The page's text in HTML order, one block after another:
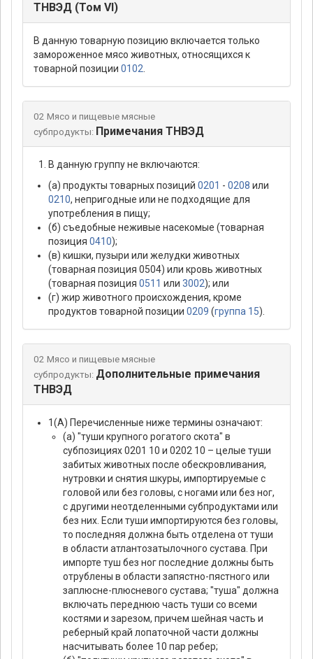
ТНВЭД (Том VI)
В данную товарную позицию включается только
замороженное мясо животных, относящихся к
товарной позиции 0102
02 Мясо и пищевые мясные
субпродукты: Примечания ТНВЭД
В данную группу не включаются:
(а) продукты товарных позиций 0201 - 0208 или
0210, непригодные или не подходящие для
употребления в пищу;
(б) съедобные неживые насекомые (товарная
позиция 0410);
(в) кишки, пузыри или желудки животных
(товарная позиция 0504) или кровь животных
(товарная позиция 0511 или 3002); или
(г) жир животного происхождения, кроме
продуктов товарной позиции 0209 (группа 15).
02 Мясо и пищевые мясные
субпродукты: Дополнительные примечания
ТНВЭД
1(А) Перечисленные ниже термины означают:
(а) "туши крупного рогатого скота" в
субпозициях 0201 10 и 0202 10 – целые туши
забитых животных после обескровливания,
нутровки и снятия шкуры, импортируемые с
головой или без головы, с ногами или без ног,
с другими неотделенными субпродуктами или
без них. Если туши импортируются без головы,
то последняя должна быть отделена от туши
в области атлантозатылочного сустава. При
импорте туш без ног последние должны быть
отрублены в области запястно-пястного или
заплюсне-плюсневого сустава; "туша" должна
включать переднюю часть туши со всеми
костями и зарезом, причем шейная часть и
реберный край лопаточной части должны
насчитывать более 10 пар ребер;